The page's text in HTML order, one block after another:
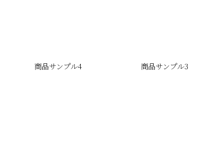
商品サンプル4 商品サンプル3